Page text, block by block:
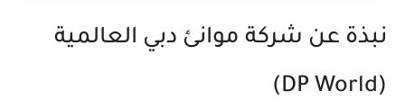
نبذة عن شركة موانئ دبي العالمية
(DP World)